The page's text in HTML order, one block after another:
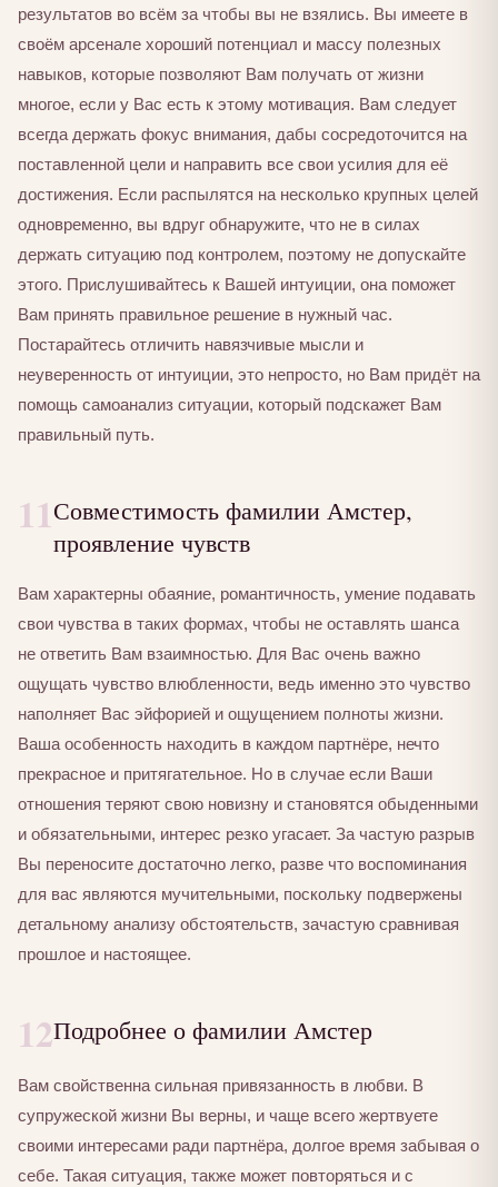
результатов во всём за чтобы вы не взялись. Вы имеете в
своём арсенале хороший потенциал и массу полезных
навыков, которые позволяют Вам получать от жизни
многое, если у Вас есть к этому мотивация. Вам следует
всегда держать фокус внимания, дабы сосредоточится на
поставленной цели и направить все свои усилия для её
достижения. Если распылятся на несколько крупных целей
одновременно, вы вдруг обнаружите, что не в силах
держать ситуацию под контролем, поэтому не допускайте
этого. Прислушивайтесь к Вашей интуиции, она поможет
Вам принять правильное решение в нужный час.
Постарайтесь отличить навязчивые мысли и
неуверенность от интуиции, это непросто, но Вам придёт на
помощь самоанализ ситуации, который подскажет Вам
правильный путь.
11Совместимость фамилии Амстер,
проявление чувств
Вам характерны обаяние, романтичность, умение подавать
свои чувства в таких формах, чтобы не оставлять шанса
не ответить Вам взаимностью. Для Вас очень важно
ощущать чувство влюбленности, ведь именно это чувство
наполняет Вас эйфорией и ощущением полноты жизни.
Ваша особенность находить в каждом партнёре, нечто
прекрасное и притягательное. Но в случае если Ваши
отношения теряют свою новизну и становятся обыденными
и обязательными, интерес резко угасает. За частую разрыв
Вы переносите достаточно легко, разве что воспоминания
для вас являются мучительными, поскольку подвержены
детальному анализу обстоятельств, зачастую сравнивая
прошлое и настоящее.
12Подробнее о фамилии Амстер
Вам свойственна сильная привязанность в любви. В
супружеской жизни Вы верны, и чаще всего жертвуете
своими интересами ради партнёра, долгое время забывая о
себе. Такая ситуация, также может повторяться и с